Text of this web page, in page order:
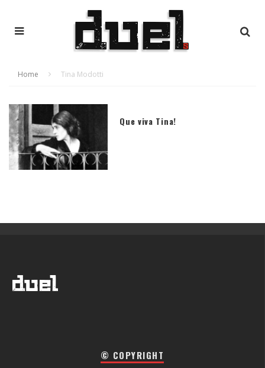
Home Tina Modotti
Que viva Tina!
© COPYRIGHT